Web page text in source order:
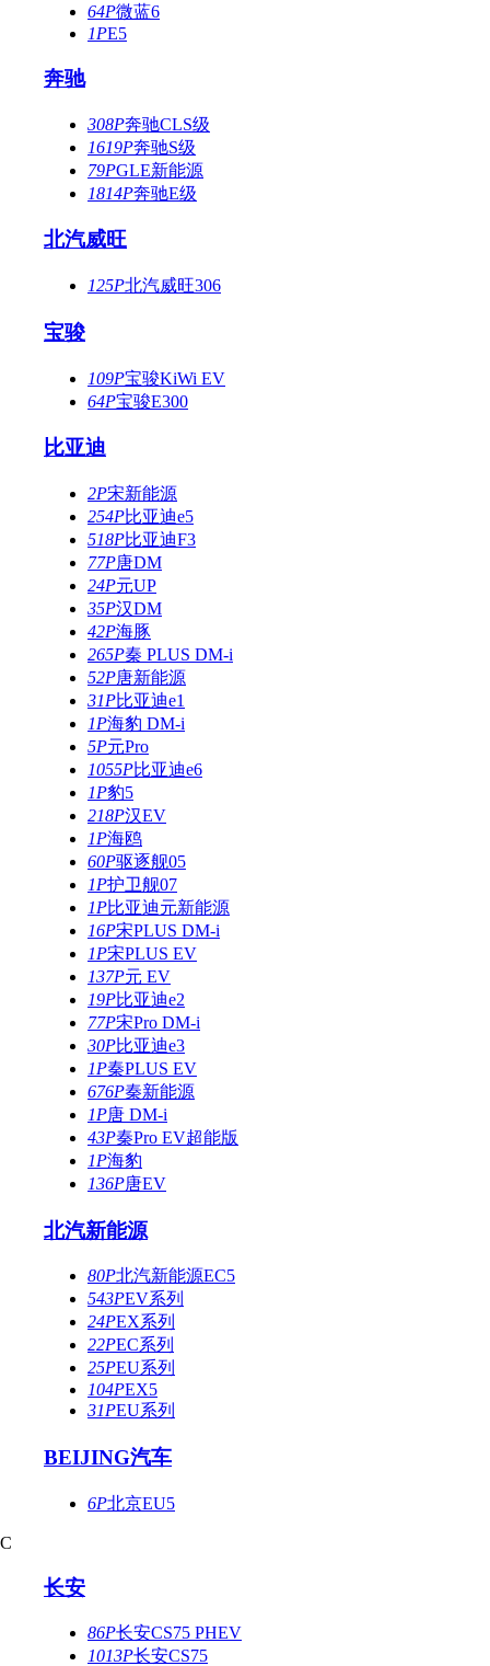
64P微蓝6
1PE5
奔驰
308P奔驰CLS级
1619P奔驰S级
79PGLE新能源
1814P奔驰E级
北汽威旺
125P北汽威旺306
宝骏
109P宝骏KiWi EV
64P宝骏E300
比亚迪
2P宋新能源
254P比亚迪e5
518P比亚迪F3
77P唐DM
24P元UP
35P汉DM
42P海豚
265P秦 PLUS DM-i
52P唐新能源
31P比亚迪e1
1P海豹 DM-i
5P元Pro
1055P比亚迪e6
1P豹5
218P汉EV
1P海鸥
60P驱逐舰05
1P护卫舰07
1P比亚迪元新能源
16P宋PLUS DM-i
1P宋PLUS EV
137P元 EV
19P比亚迪e2
77P宋Pro DM-i
30P比亚迪e3
1P秦PLUS EV
676P秦新能源
1P唐 DM-i
43P秦Pro EV超能版
1P海豹
136P唐EV
北汽新能源
80P北汽新能源EC5
543PEV系列
24PEX系列
22PEC系列
25PEU系列
104PEX5
31PEU系列
BEIJING汽车
6P北京EU5
C
长安
86P长安CS75 PHEV
1013P长安CS75